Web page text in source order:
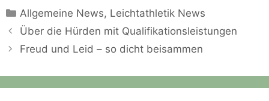
Kategorien
Allgemeine News, Leichtathletik News
Über die Hürden mit Qualifikationsleistungen
Freud und Leid – so dicht beisammen